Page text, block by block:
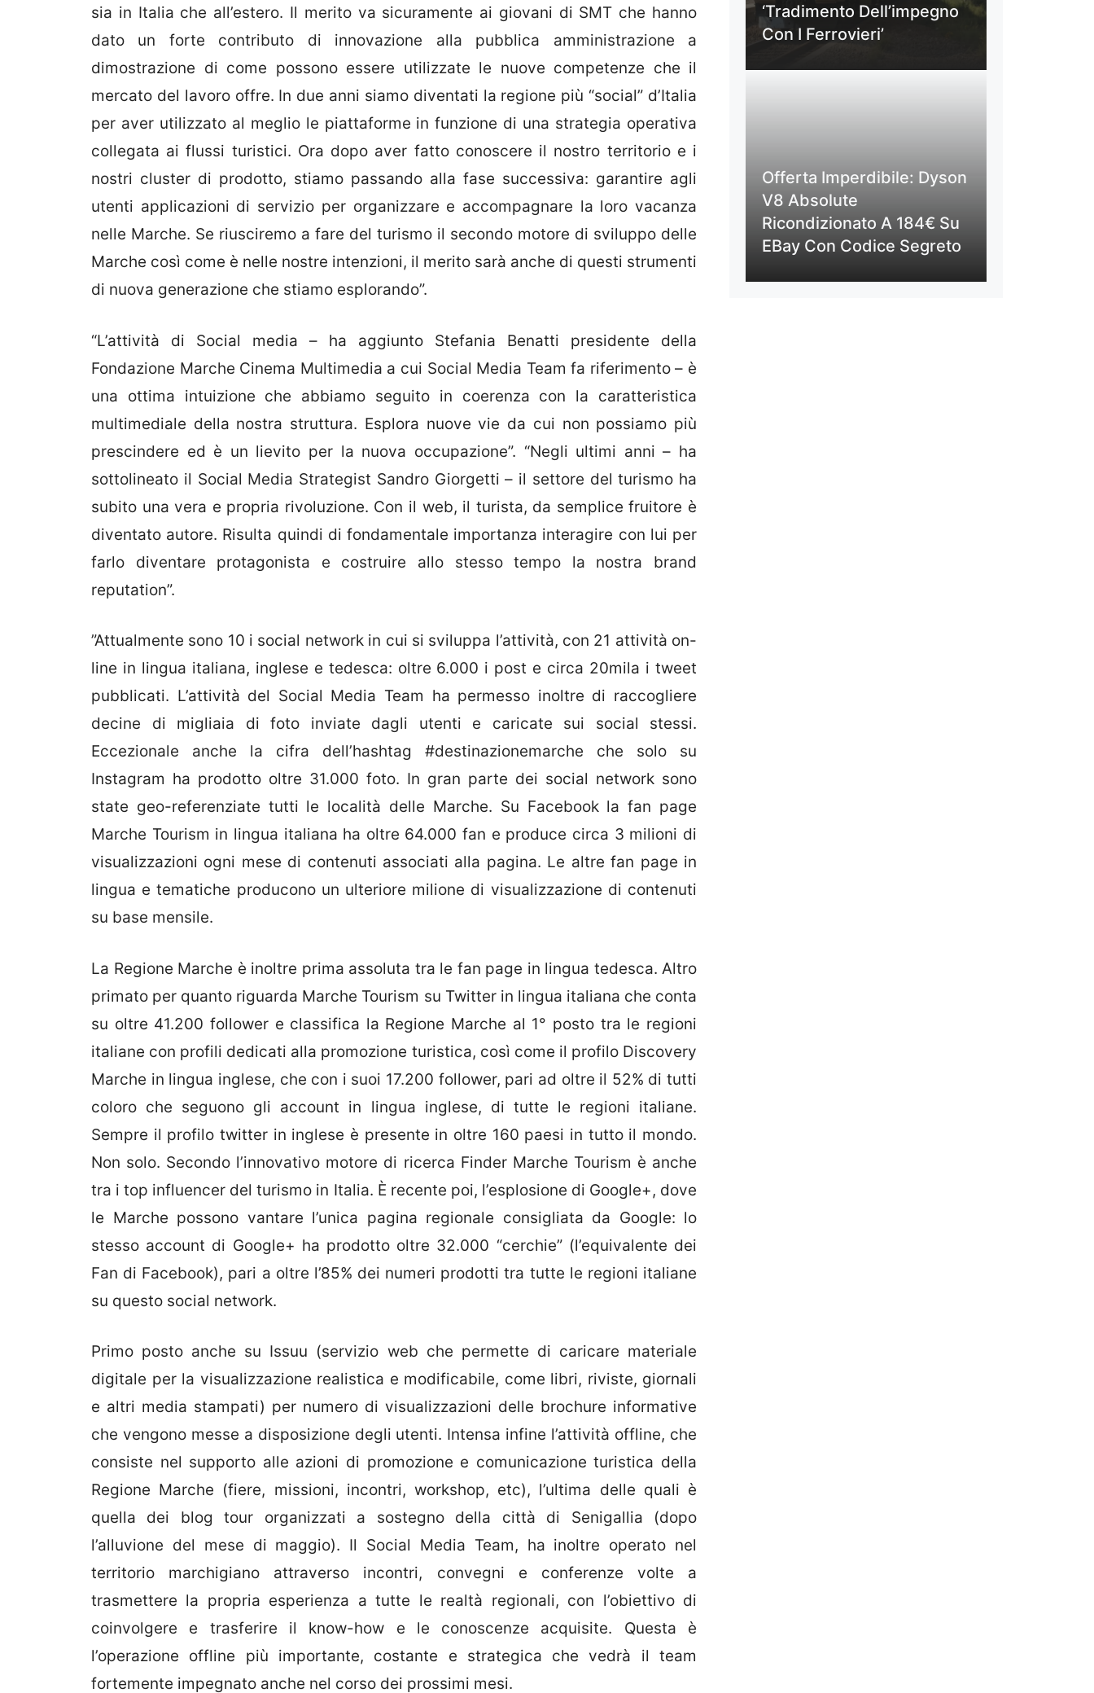
sia in Italia che all’estero. Il merito va sicuramente ai giovani di SMT che hanno
dato un forte contributo di innovazione alla pubblica amministrazione a
dimostrazione di come possono essere utilizzate le nuove competenze che il
mercato del lavoro offre. In due anni siamo diventati la regione più “social” d’Italia
per aver utilizzato al meglio le piattaforme in funzione di una strategia operativa
collegata ai flussi turistici. Ora dopo aver fatto conoscere il nostro territorio e i
nostri cluster di prodotto, stiamo passando alla fase successiva: garantire agli
utenti applicazioni di servizio per organizzare e accompagnare la loro vacanza
nelle Marche. Se riusciremo a fare del turismo il secondo motore di sviluppo delle
Marche così come è nelle nostre intenzioni, il merito sarà anche di questi strumenti
di nuova generazione che stiamo esplorando”.
“L’attività di Social media – ha aggiunto Stefania Benatti presidente della
Fondazione Marche Cinema Multimedia a cui Social Media Team fa riferimento – è
una ottima intuizione che abbiamo seguito in coerenza con la caratteristica
multimediale della nostra struttura. Esplora nuove vie da cui non possiamo più
prescindere ed è un lievito per la nuova occupazione”. “Negli ultimi anni – ha
sottolineato il Social Media Strategist Sandro Giorgetti – il settore del turismo ha
subito una vera e propria rivoluzione. Con il web, il turista, da semplice fruitore è
diventato autore. Risulta quindi di fondamentale importanza interagire con lui per
farlo diventare protagonista e costruire allo stesso tempo la nostra brand
reputation”.
”Attualmente sono 10 i social network in cui si sviluppa l’attività, con 21 attività on-
line in lingua italiana, inglese e tedesca: oltre 6.000 i post e circa 20mila i tweet
pubblicati. L’attività del Social Media Team ha permesso inoltre di raccogliere
decine di migliaia di foto inviate dagli utenti e caricate sui social stessi.
Eccezionale anche la cifra dell’hashtag #destinazionemarche che solo su
Instagram ha prodotto oltre 31.000 foto. In gran parte dei social network sono
state geo-referenziate tutti le località delle Marche. Su Facebook la fan page
Marche Tourism in lingua italiana ha oltre 64.000 fan e produce circa 3 milioni di
visualizzazioni ogni mese di contenuti associati alla pagina. Le altre fan page in
lingua e tematiche producono un ulteriore milione di visualizzazione di contenuti
su base mensile.
La Regione Marche è inoltre prima assoluta tra le fan page in lingua tedesca. Altro
primato per quanto riguarda Marche Tourism su Twitter in lingua italiana che conta
su oltre 41.200 follower e classifica la Regione Marche al 1° posto tra le regioni
italiane con profili dedicati alla promozione turistica, così come il profilo Discovery
Marche in lingua inglese, che con i suoi 17.200 follower, pari ad oltre il 52% di tutti
coloro che seguono gli account in lingua inglese, di tutte le regioni italiane.
Sempre il profilo twitter in inglese è presente in oltre 160 paesi in tutto il mondo.
Non solo. Secondo l’innovativo motore di ricerca Finder Marche Tourism è anche
tra i top influencer del turismo in Italia. È recente poi, l’esplosione di Google+, dove
le Marche possono vantare l’unica pagina regionale consigliata da Google: lo
stesso account di Google+ ha prodotto oltre 32.000 “cerchie” (l’equivalente dei
Fan di Facebook), pari a oltre l’85% dei numeri prodotti tra tutte le regioni italiane
su questo social network.
Primo posto anche su Issuu (servizio web che permette di caricare materiale
digitale per la visualizzazione realistica e modificabile, come libri, riviste, giornali
e altri media stampati) per numero di visualizzazioni delle brochure informative
che vengono messe a disposizione degli utenti. Intensa infine l’attività offline, che
consiste nel supporto alle azioni di promozione e comunicazione turistica della
Regione Marche (fiere, missioni, incontri, workshop, etc), l’ultima delle quali è
quella dei blog tour organizzati a sostegno della città di Senigallia (dopo
l’alluvione del mese di maggio). Il Social Media Team, ha inoltre operato nel
territorio marchigiano attraverso incontri, convegni e conferenze volte a
trasmettere la propria esperienza a tutte le realtà regionali, con l’obiettivo di
coinvolgere e trasferire il know-how e le conoscenze acquisite. Questa è
l’operazione offline più importante, costante e strategica che vedrà il team
fortemente impegnato anche nel corso dei prossimi mesi.
‘Tradimento Dell’impegno
Con I Ferrovieri’
Offerta Imperdibile: Dyson
V8 Absolute
Ricondizionato A 184€ Su
EBay Con Codice Segreto